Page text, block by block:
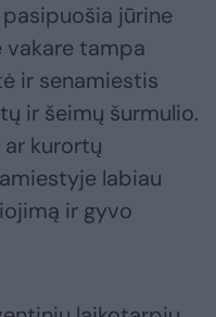
jūrine
vakare tampa
ir senamiestis
ir šeimų šurmulio.
kurortų
labiau
ir gyvo